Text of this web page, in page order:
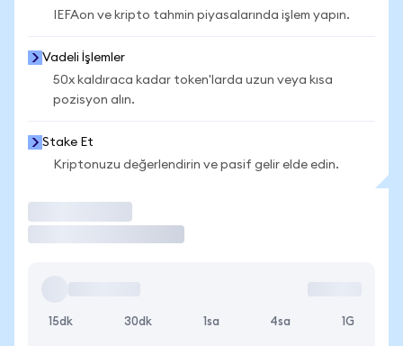
IEFAon ve kripto tahmin piyasalarında işlem yapın.
Vadeli İşlemler
50x kaldıraca kadar token'larda uzun veya kısa
pozisyon alın.
Stake Et
Kriptonuzu değerlendirin ve pasif gelir elde edin.
15dk 30dk 1sa 4sa 1G